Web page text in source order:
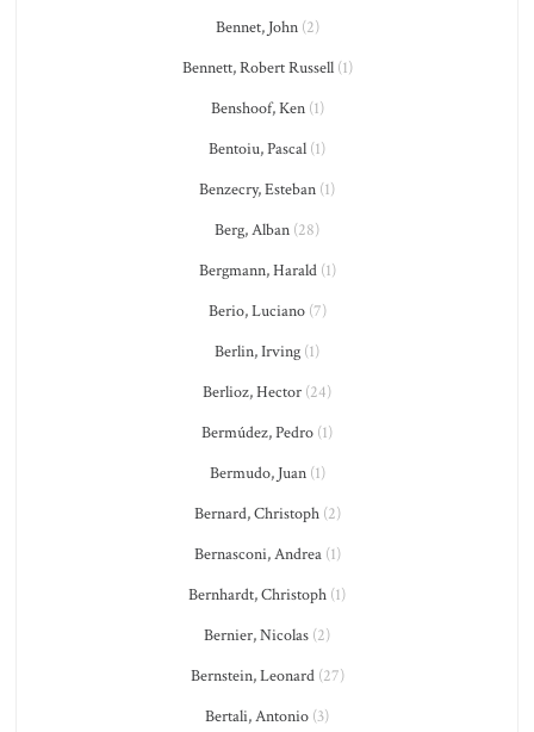
Bennet, John(2)
Bennett, Robert Russell(1)
Benshoof, Ken(1)
Bentoiu, Pascal (1)
Benzecry, Esteban (1)
Berg, Alban (28)
Bergmann, Harald(1)
Berio, Luciano(7)
Berlin, Irving (1)
Berlioz, Hector (24)
Bermúdez, Pedro (1)
Bermudo, Juan(1)
Bernard, Christoph(2)
Bernasconi, Andrea(1)
Bernhardt, Christoph (1)
Bernier, Nicolas (2)
Bernstein, Leonard(27)
Bertali, Antonio (3)